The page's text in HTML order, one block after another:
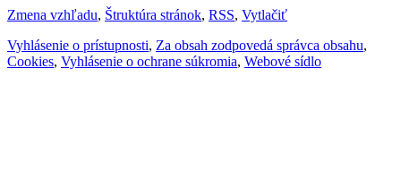
Zmena vzhľadu, Štruktúra stránok, RSS, Vytlačiť
Vyhlásenie o prístupnosti, Za obsah zodpovedá správca obsahu,
Cookies, Vyhlásenie o ochrane súkromia, Webové sídlo